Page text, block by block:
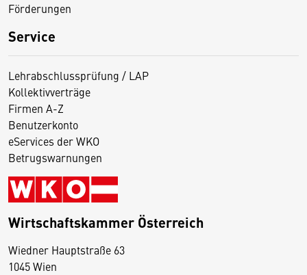
Förderungen
Service
Lehrabschlussprüfung / LAP
Kollektivverträge
Firmen A-Z
Benutzerkonto
eServices der WKO
Betrugswarnungen
Wirtschaftskammer Österreich
Wiedner Hauptstraße 63
1045 Wien
D